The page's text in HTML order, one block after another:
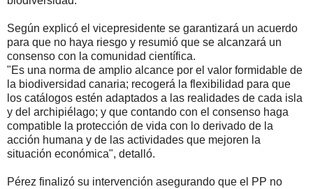
Según explicó el vicepresidente se garantizará un acuerdo
para que no haya riesgo y resumió que se alcanzará un
consenso con la comunidad científica.
"Es una norma de amplio alcance por el valor formidable de
la biodiversidad canaria; recogerá la flexibilidad para que
los catálogos estén adaptados a las realidades de cada isla
y del archipiélago; y que contando con el consenso haga
compatible la protección de vida con lo derivado de la
acción humana y de las actividades que mejoren la
situación económica", detalló.
Pérez finalizó su intervención asegurando que el PP no